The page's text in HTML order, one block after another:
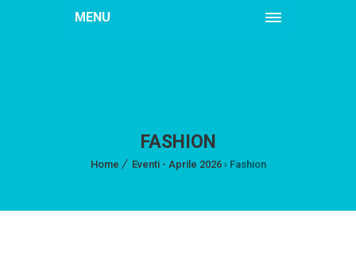
MENU
FASHION
Home Eventi - Aprile 2026› Fashion